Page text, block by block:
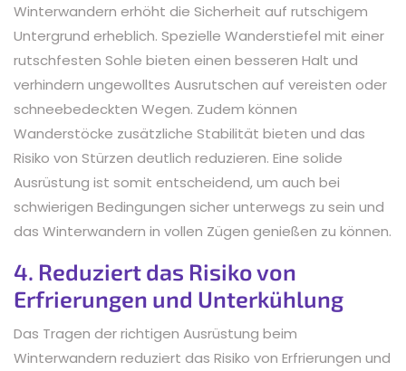
Winterwandern erhöht die Sicherheit auf rutschigem
Untergrund erheblich. Spezielle Wanderstiefel mit einer
rutschfesten Sohle bieten einen besseren Halt und
verhindern ungewolltes Ausrutschen auf vereisten oder
schneebedeckten Wegen. Zudem können
Wanderstöcke zusätzliche Stabilität bieten und das
Risiko von Stürzen deutlich reduzieren. Eine solide
Ausrüstung ist somit entscheidend, um auch bei
schwierigen Bedingungen sicher unterwegs zu sein und
das Winterwandern in vollen Zügen genießen zu können.
4. Reduziert das Risiko von
Erfrierungen und Unterkühlung
Das Tragen der richtigen Ausrüstung beim
Winterwandern reduziert das Risiko von Erfrierungen und